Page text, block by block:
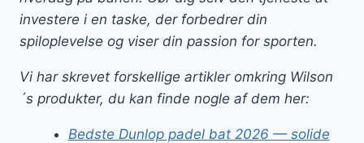
investere i en taske, der forbedrer din
spiloplevelse og viser din passion for sporten.
Vi har skrevet forskellige artikler omkring Wilson
´s produkter, du kan finde nogle af dem her:
Bedste Dunlop padel bat 2026 — solide